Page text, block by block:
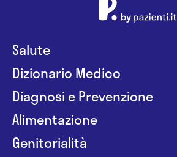
Salute
Dizionario Medico
Diagnosi e Prevenzione
Alimentazione
Genitorialità